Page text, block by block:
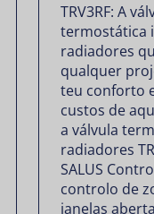
TRV3RF: A
termostática
radiadores
qualquer
teu conforto
custos de
a válvula
radiadores
SALUS
controlo de
janelas